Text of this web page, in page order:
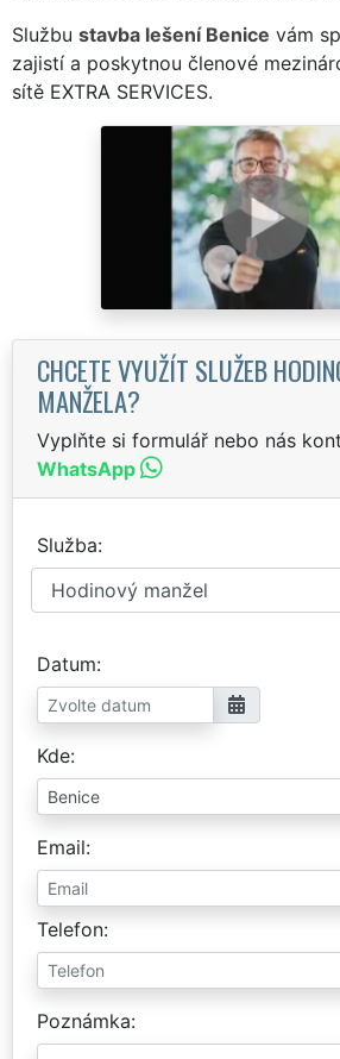
Službu stavba lešení Benice vám
zajistí a poskytnou členové
sítě EXTRA SERVICES.
CHCETE VYUŽÍT SLUŽEB
MANŽELA?
Vyplňte si formulář nebo nás
WhatsApp
Služba
Datum
Kde
Email
Telefon
Poznámka